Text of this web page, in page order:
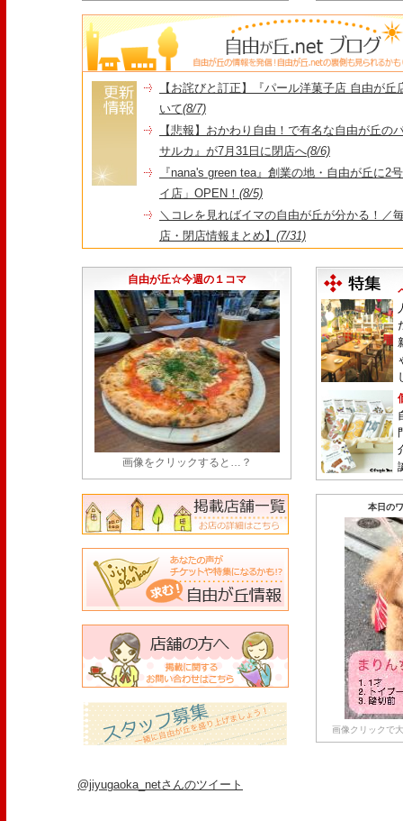
【お詫びと訂正】『パール洋菓子店 自由が
いて(8/7)
【悲報】おかわり自由！で有名な自由が丘の
サルカ』が7月31日に閉店へ(8/6)
『nana's green tea』創業の地・自由が丘に2
イ店」OPEN！ (8/5)
＼コレを見ればイマの自由が丘が分かる！／
店・閉店情報まとめ】 (7/31)
永久パス配布も！
自由が丘☆今週の１コマ
画像をクリックすると…？
本日の
画像クリックで
@jiyugaoka_netさんのツイート